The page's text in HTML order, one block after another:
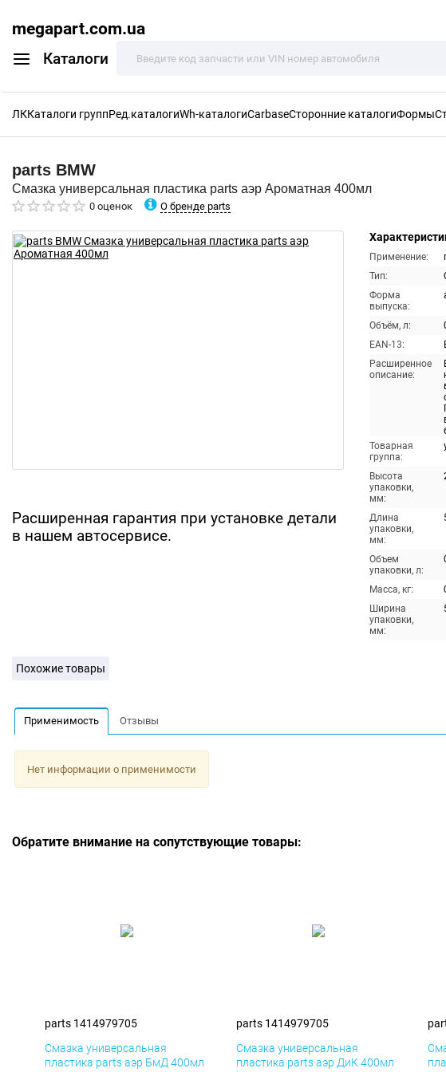
megapart.com.ua
Каталоги
ЛККаталоги группРед.каталогиWh-каталогиCarbaseСторонние каталогиФормы
parts BMW
Смазка универсальная пластика parts аэр Ароматная 400мл
0 оценок О бренде parts
Расширенная гарантия при установке детали
в нашем автосервисе.
Применение:
Тип:
Форма
выпуска:
Объём, л:
EAN-13:
Расширенное
описание:
Товарная
группа:
Высота
упаковки,
мм:
Длина
упаковки,
мм:
Объем
упаковки, л:
Масса, кг:
Ширина
упаковки,
мм:
Похожие товары
Применимость Отзывы
Нет информации о применимости
Обратите внимание на сопутствующие товары:
parts 1414979705
Смазка универсальная
пластика parts аэр БмД 400мл
parts 1414979705
Смазка универсальная
пластика parts аэр ДиК 400мл